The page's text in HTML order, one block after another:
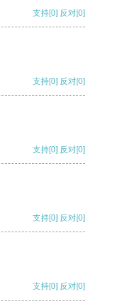
支持[0] 反对[0]
支持[0] 反对[0]
支持[0] 反对[0]
支持[0] 反对[0]
支持[0] 反对[0]